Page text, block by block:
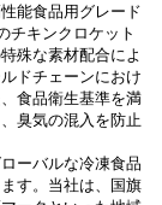
能食品用グレード
チキンクロケット
殊な素材配合によ
ドチェーンにおけ
食品衛生基準を満
臭気の混入を防止
ーバルな冷凍食品
す。当社は、国旗